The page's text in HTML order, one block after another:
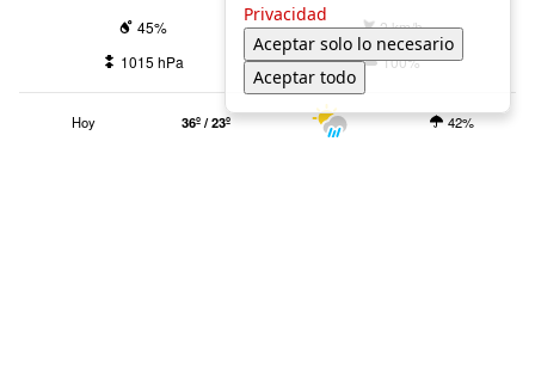
45%
2 km/h
1015 hPa
100%
Hoy 36º / 23º 42%
Privacidad
Aceptar solo lo necesario
Aceptar todo